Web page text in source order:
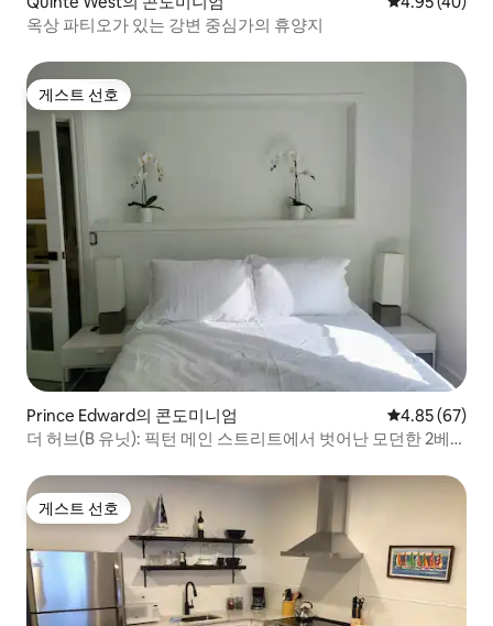
옥상 파티오가 있는 강변 중심가의 휴양지
게스트 선호
게스트 선호
Prince Edward의 콘도미니엄 평점 4.85점(5
4.85 (67)
더 허브(B 유닛): 픽턴 메인 스트리트에서 벗어난 모던한 2베드
게스트 선호
게스트 선호